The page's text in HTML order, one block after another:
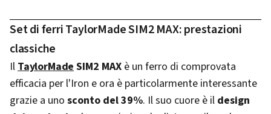
Set di ferri TaylorMade SIM2 MAX: prestazioni
classiche
IlTaylorMadeSIM2 MAX è un ferro di comprovata
efficacia per l'Iron e ora è particolarmente interessante
grazie a uno sconto del 39%. Il suo cuore è il design